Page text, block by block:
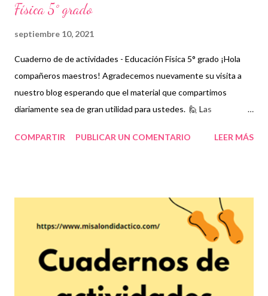
Física 5° grado
septiembre 10, 2021
Cuaderno de de actividades - Educación Física 5° grado ¡Hola
compañeros maestros! Agradecemos nuevamente su visita a
nuestro blog esperando que el material que compartimos
diariamente sea de gran utilidad para ustedes. 🙋 Las
desarrollo interactivo de los estudiantes no sólo porque se
todas las personas que practiquen actividades físicas. En la
asignatura de educación física se han estableciendo estrategias
que se llevan a cabo mediante prácticas deportivas que van más
allá de simples ejercicios ya que ahora es más común y mejor de
permita el razonamiento, las tácticas y la formación integral para
COMPARTIR PUBLICAR UN COMENTARIO LEER MÁS